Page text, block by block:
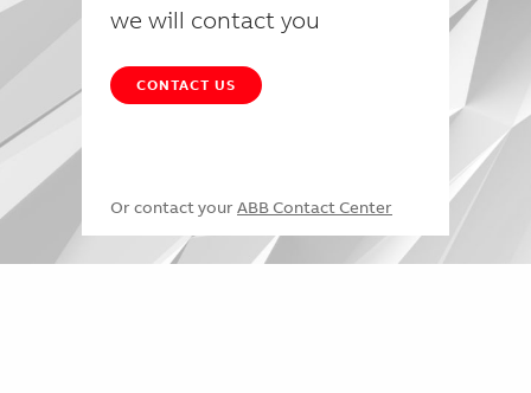
we will contact you
CONTACT US
Or contact your ABB Contact Center